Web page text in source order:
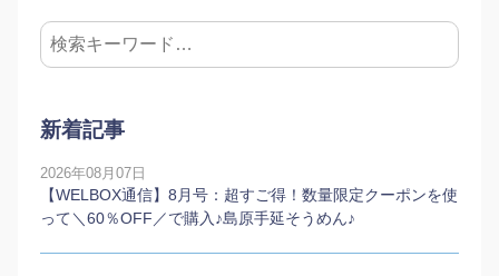
新着記事
2026年08月07日
【WELBOX通信】8月号：超すご得！数量限定クーポンを使
って＼60％OFF／で購入♪島原手延そうめん♪